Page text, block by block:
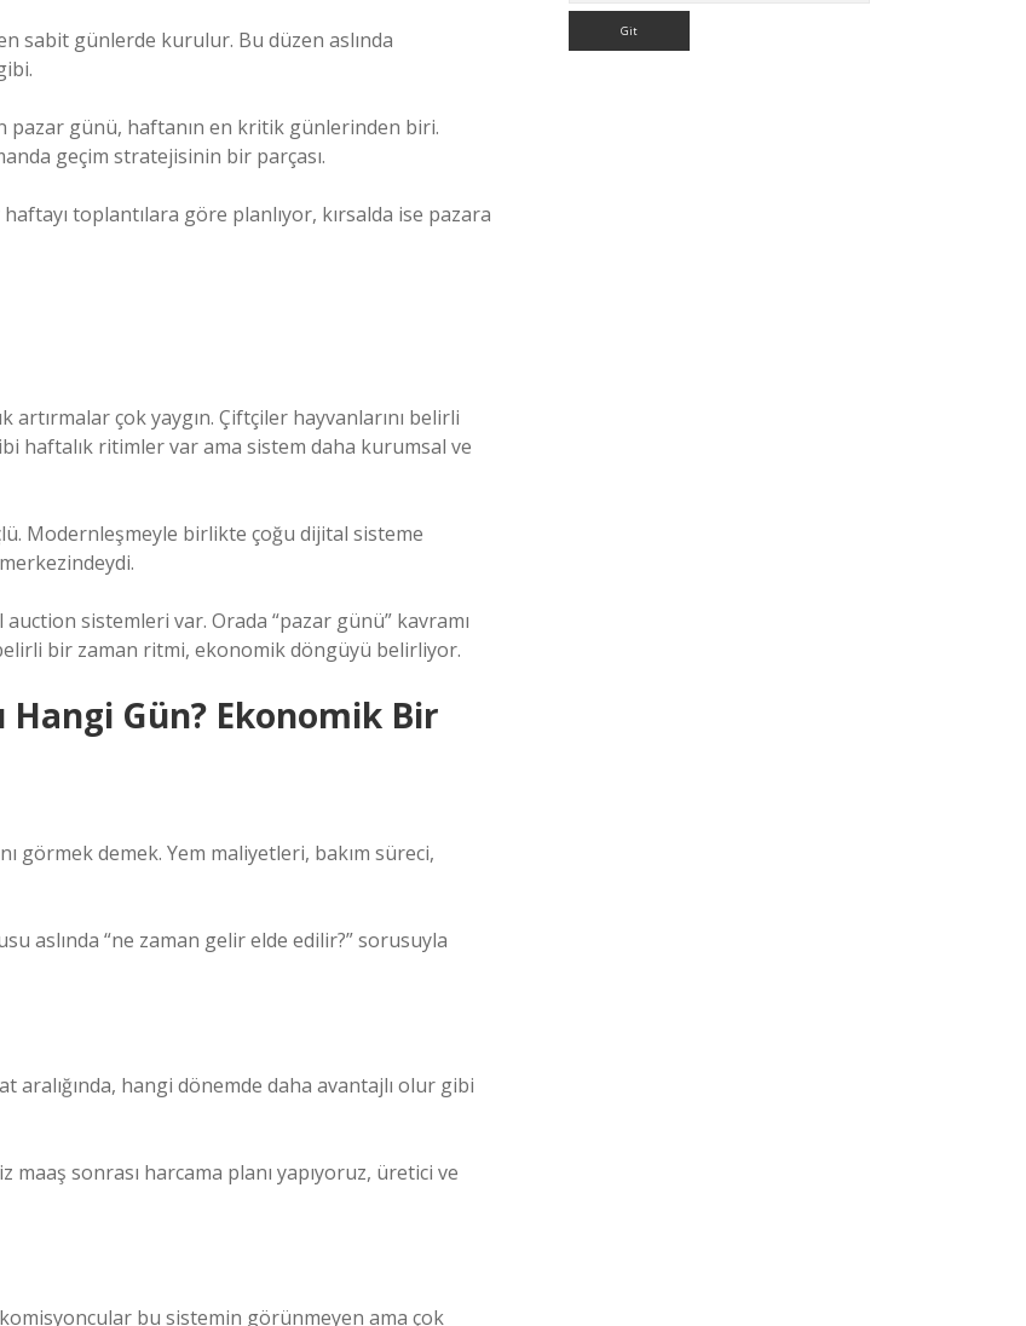
sabit günlerde kurulur. Bu düzen aslında
pazar günü, haftanın en kritik günlerinden biri.
geçim stratejisinin bir parçası.
toplantılara göre planlıyor, kırsalda ise pazara
artırmalar çok yaygın. Çiftçiler hayvanlarını belirli
haftalık ritimler var ama sistem daha kurumsal ve
Modernleşmeyle birlikte çoğu dijital sisteme
sistemleri var. Orada “pazar günü” kavramı
bir zaman ritmi, ekonomik döngüyü belirliyor.
Hangi Gün? Ekonomik Bir
görmek demek. Yem maliyetleri, bakım süreci,
aslında “ne zaman gelir elde edilir?” sorusuyla
aralığında, hangi dönemde daha avantajlı olur gibi
maaş sonrası harcama planı yapıyoruz, üretici ve
bu sistemin görünmeyen ama çok